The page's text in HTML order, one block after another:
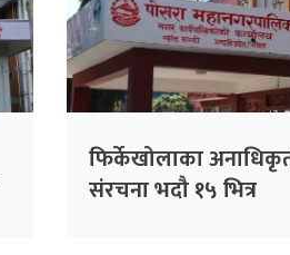
फिर्केखोलाका
संरचना भदौ १५ भित्र